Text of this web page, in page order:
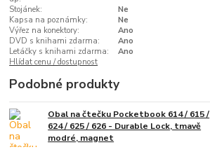
Stojánek:
Ne
Kapsa na poznámky:
Ne
Výřez na konektory:
Ano
DVD s knihami zdarma:
Ano
Letáčky s knihami zdarma:
Ano
Hlídat cenu / dostupnost
Podobné produkty
Obal na čtečku Pocketbook 614 / 615 /
624 / 625 / 626 - Durable Lock, tmavě
modré, magnet